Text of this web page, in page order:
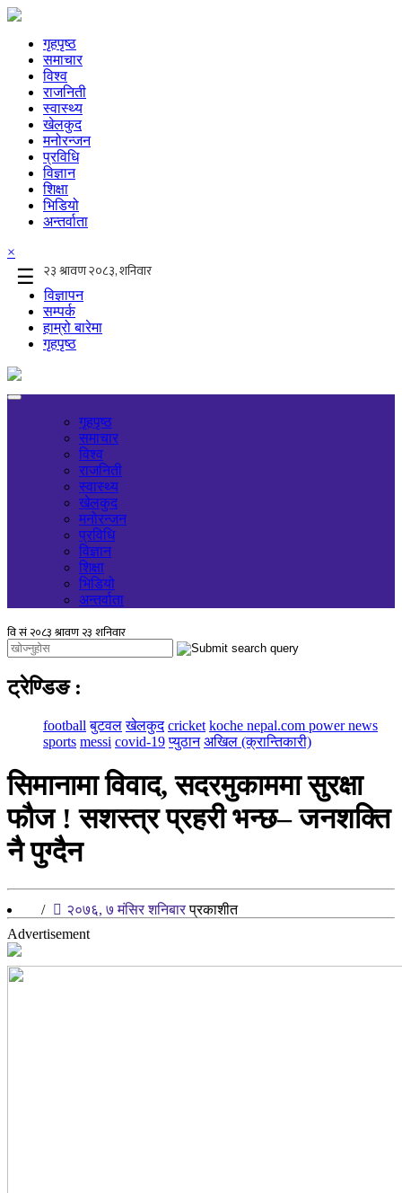
गृहपृष्ठ
समाचार
विश्व
राजनिती
स्वास्थ्य
खेलकुद
मनोरन्जन
प्रविधि
विज्ञान
शिक्षा
भिडियो
अन्तर्वाता
×
☰
विज्ञापन
सम्पर्क
हाम्रो बारेमा
गृहपृष्ठ
गृहपृष्ठ
समाचार
विश्व
राजनिती
स्वास्थ्य
खेलकुद
मनोरन्जन
प्रविधि
विज्ञान
शिक्षा
भिडियो
अन्तर्वाता
ट्रेण्डिङ :
football बुटवल खेलकुद cricket koche nepal.com power news
sports messi covid-19 प्युठान अखिल (क्रान्तिकारी)
सिमानामा विवाद, सदरमुकाममा सुरक्षा
फौज ! सशस्त्र प्रहरी भन्छ– जनशक्ति
नै पुग्दैन
/ २०७६, ७ मंसिर शनिबारप्रकाशीत
Advertisement